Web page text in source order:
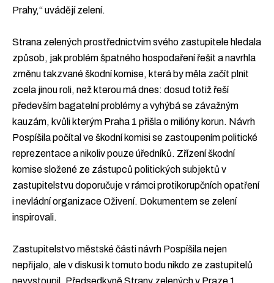
Prahy,“ uvádějí zelení.
Strana zelených prostřednictvím svého zastupitele hledala
způsob, jak problém špatného hospodaření řešit a navrhla
změnu takzvané škodní komise, která by měla začít plnit
zcela jinou roli, než kterou má dnes: dosud totiž řeší
především bagatelní problémy a vyhýbá se závažným
kauzám, kvůli kterým Praha 1 přišla o milióny korun. Návrh
Pospíšila počítal ve škodní komisi se zastoupením politické
reprezentace a nikoliv pouze úředníků. Zřízení škodní
komise složené ze zástupců politických subjektů v
zastupitelstvu doporučuje v rámci protikorupčních opatření
i nevládní organizace Oživení. Dokumentem se zelení
inspirovali.
Zastupitelstvo městské části návrh Pospíšila nejen
nepřijalo, ale v diskusi k tomuto bodu nikdo ze zastupitelů
nevystoupil. Předsedkyně Strany zelených v Praze 1